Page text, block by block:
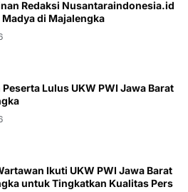
Redaksi Nusantaraindonesia.id
Madya di Majalengka
Lulus UKW PWI Jawa Barat
Ikuti UKW PWI Jawa Barat
untuk Tingkatkan Kualitas Pers